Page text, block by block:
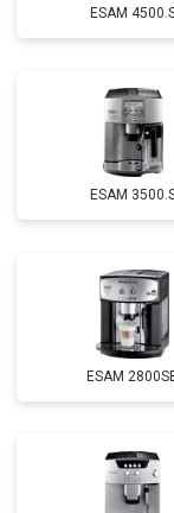
ESAM
ESAM
ESAM